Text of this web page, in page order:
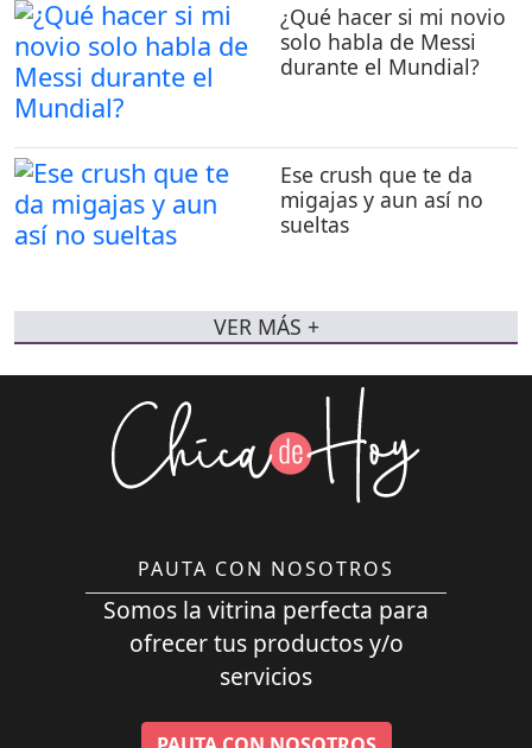
¿Qué hacer si mi novio
solo habla de Messi
durante el Mundial?
Ese crush que te da
migajas y aun así no
sueltas
VER MÁS +
PAUTA CON NOSOTROS
Somos la vitrina perfecta para
ofrecer tus productos y/o
servicios